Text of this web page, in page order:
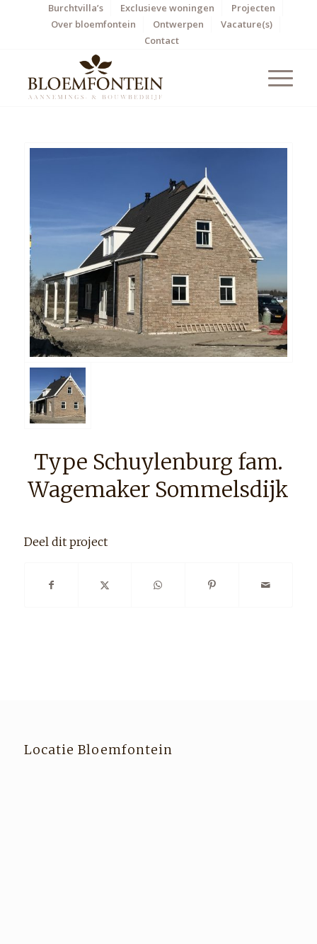
Burchtvilla’s Exclusieve woningen
Projecten
Over bloemfontein
Ontwerpen
Vacature(s)
Contact
Type Schuylenburg fam.
Wagemaker Sommelsdijk
Deel dit project
Locatie Bloemfontein